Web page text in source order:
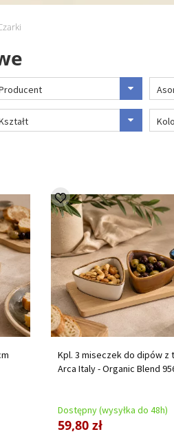
Kpl. 3 miseczek do dipów z
Arca Italy - Organic Blend
Dostępny (wysyłka do 48h)
59,80 zł